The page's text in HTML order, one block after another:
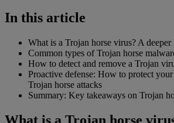
In this article
What is a Trojan horse virus? A
Common types of Trojan horse
How to detect and remove a Trojan
Proactive defense: How to protect
Trojan horse attacks
Summary: Key takeaways on Trojan